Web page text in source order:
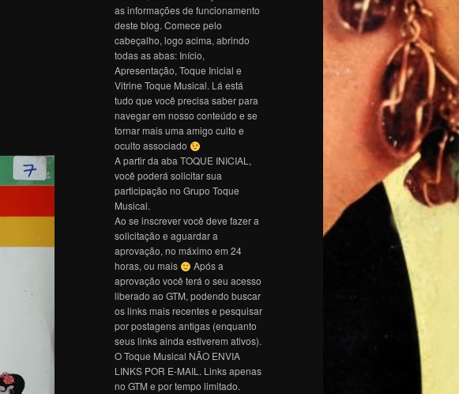
as informações de funcionamento
deste blog. Comece pelo
cabeçalho, logo acima, abrindo
todas as abas: Início,
Apresentação, Toque Inicial e
Vitrine Toque Musical. Lá está
tudo que você precisa saber para
navegar em nosso conteúdo e se
tornar mais uma amigo culto e
oculto associado
A partir da aba TOQUE INICIAL,
você poderá solicitar sua
participação no Grupo Toque
Musical.
Ao se inscrever você deve fazer a
solicitação e aguardar a
aprovação, no máximo em 24
horas, ou mais
Após a
aprovação você terá o seu acesso
liberado ao GTM, podendo buscar
os links mais recentes e pesquisar
por postagens antigas (enquanto
seus links ainda estiverem ativos).
O Toque Musical NÃO ENVIA
LINKS POR E-MAIL. Links apenas
no GTM e por tempo limitado.